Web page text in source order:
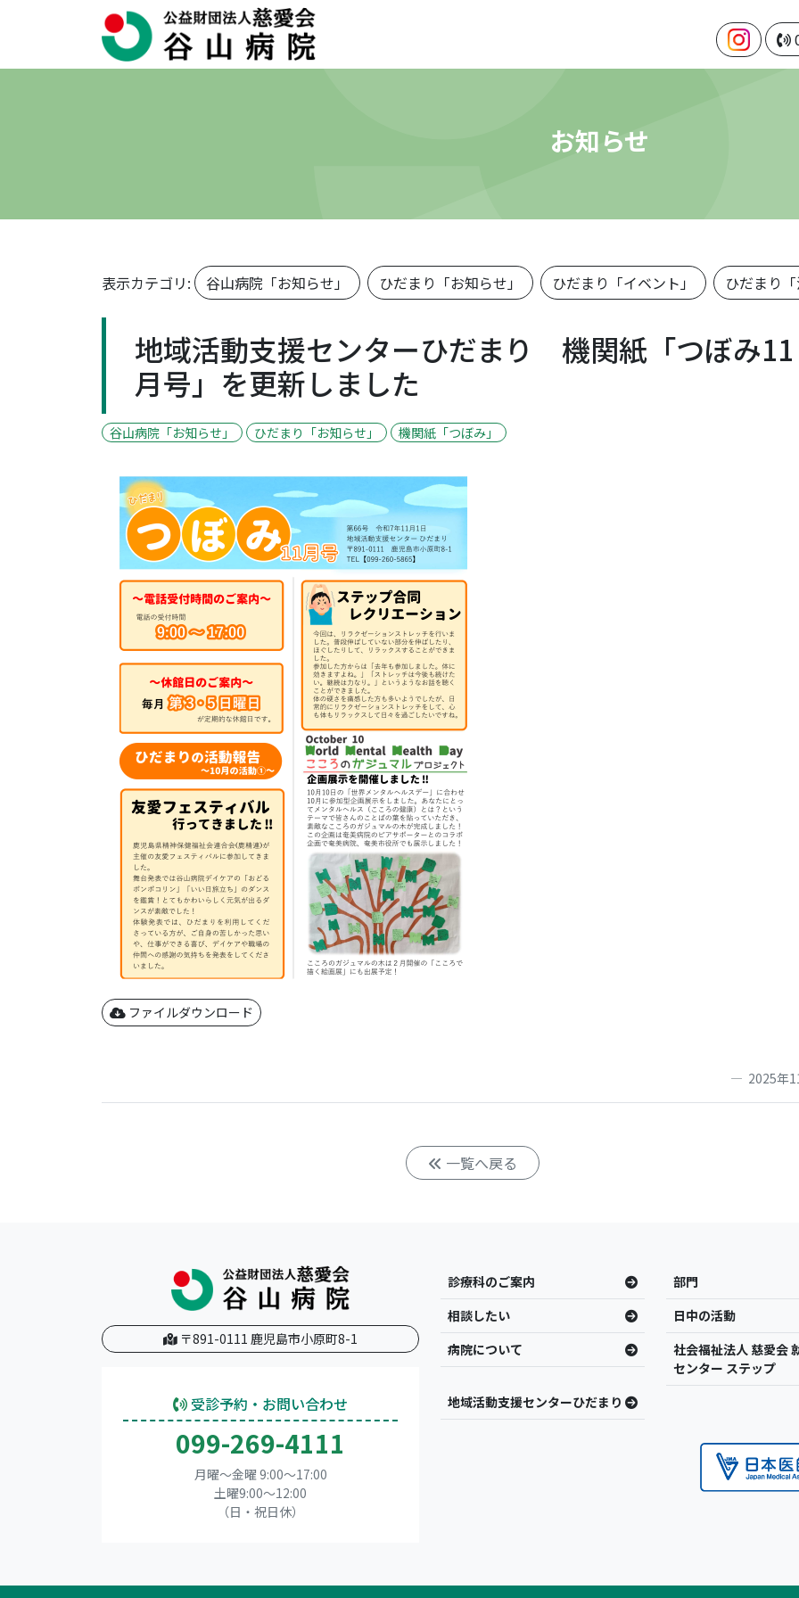
お知らせ
表示カテゴリ: 谷山病院「お知らせ」 ひだまり「お知らせ」 ひだまり「イベント」 ひだまり
地域活動支援センターひだまり 機関紙「つぼみ11
月号」を更新しました
谷山病院「お知らせ」 ひだまり「お知らせ」 機関紙「つぼみ」
ファイルダウンロード
2025年
一覧へ戻る
〒891-0111 鹿児島市小原町8-1
受診予約・お問い合わせ
099-269-4111
月曜～金曜 9:00～17:00
土曜9:00〜12:00
（日・祝日休）
診療科のご案内 部門
相談したい
日中の活動
病院について
社会福祉法人 慈愛会
センター ステップ
地域活動支援センターひだまり